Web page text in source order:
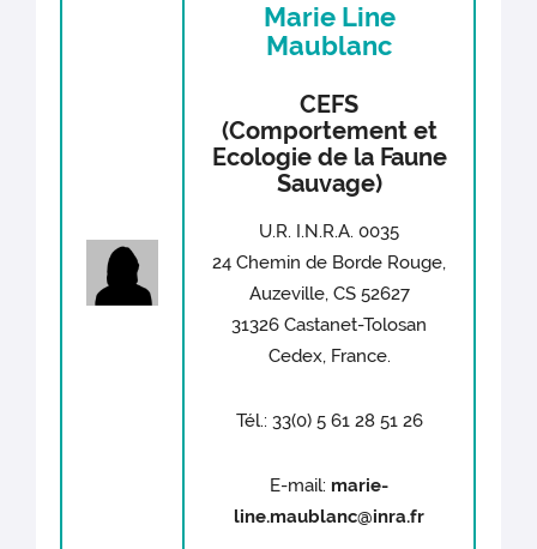
Marie Line
Maublanc
CEFS
(Comportement et
Ecologie de la Faune
Sauvage)
U.R. I.N.R.A. 0035
24 Chemin de Borde Rouge,
Auzeville, CS 52627
31326 Castanet-Tolosan
Cedex, France.
Tél.: 33(0) 5 61 28 51 26
E-mail: marie-
line.maublanc@inra.fr